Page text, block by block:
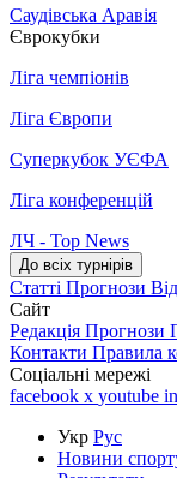
Саудівська Аравія
Єврокубки
Ліга чемпіонів
Ліга Європи
Суперкубок УЄФА
Ліга конференцій
ЛЧ - Top News
До всіх турнірів
Статті Прогнози
Сайт
Редакція Прогнози
Контакти Правила
Соціальні мережі
facebook x youtube
Укр Рус
Новини